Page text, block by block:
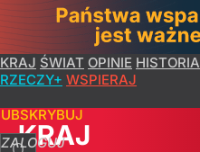
KRAJ ŚWIAT OPINIE HISTORIA
RZECZY+ WSPIERAJ
ZALOGUJ
KRAJ